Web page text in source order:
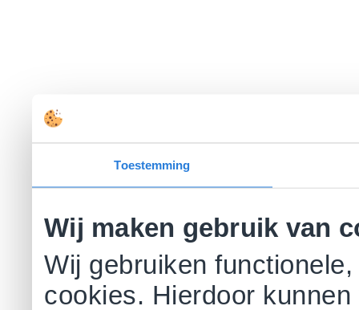
Toestemming
Wij maken gebruik van
Wij gebruiken
cookies. Hierdoor